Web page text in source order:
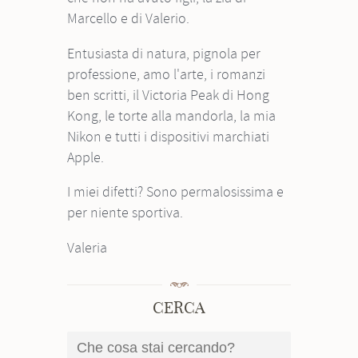
Marcello e di Valerio.
Entusiasta di natura, pignola per
professione, amo l'arte, i romanzi
ben scritti, il Victoria Peak di Hong
Kong, le torte alla mandorla, la mia
Nikon e tutti i dispositivi marchiati
Apple.
I miei difetti? Sono permalosissima e
per niente sportiva.
Valeria
CERCA